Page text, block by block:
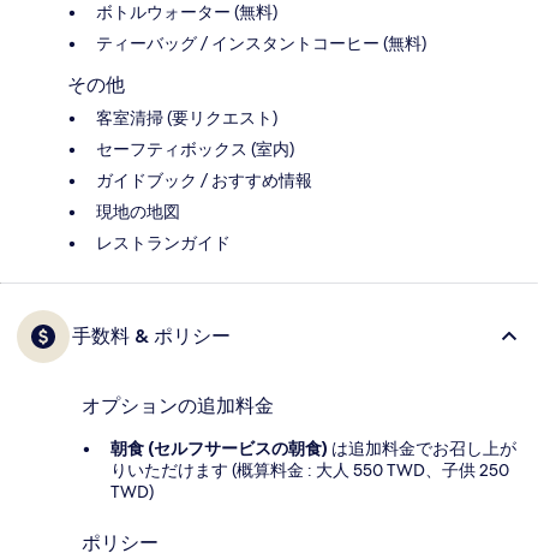
ボトルウォーター (無料)
ティーバッグ / インスタントコーヒー (無料)
その他
客室清掃 (要リクエスト)
セーフティボックス (室内)
ガイドブック / おすすめ情報
現地の地図
レストランガイド
手数料 & ポリシー
オプションの追加料金
朝食 (セルフサービスの朝食) は追加料金でお召し上が
りいただけます (概算料金 : 大人 550 TWD、子供 250
TWD)
ポリシー